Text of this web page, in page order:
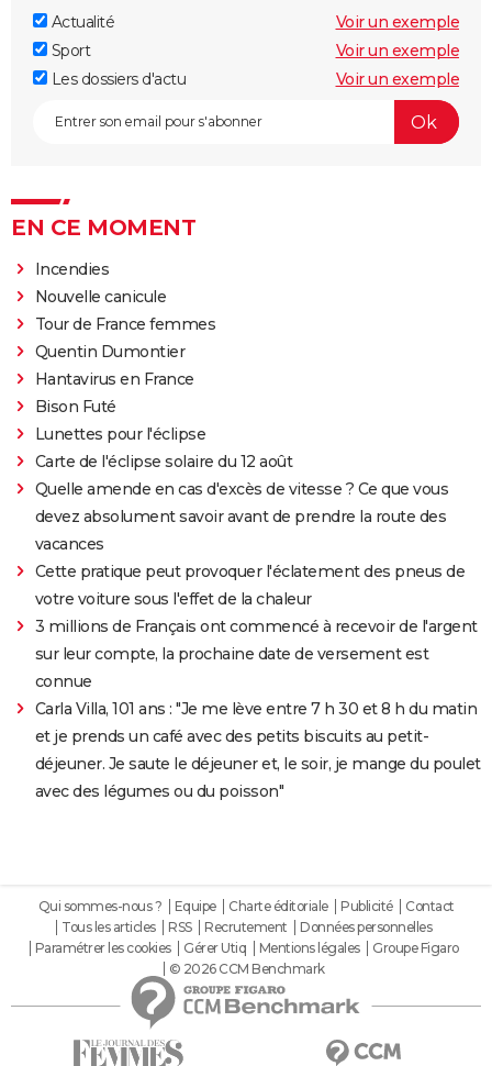
Actualité
Voir un exemple
Sport
Voir un exemple
Les dossiers d'actu
Voir un exemple
EN CE MOMENT
Incendies
Nouvelle canicule
Tour de France femmes
Quentin Dumontier
Hantavirus en France
Bison Futé
Lunettes pour l'éclipse
Carte de l'éclipse solaire du 12 août
Quelle amende en cas d'excès de vitesse ? Ce que vous
devez absolument savoir avant de prendre la route des
vacances
Cette pratique peut provoquer l'éclatement des pneus de
votre voiture sous l'effet de la chaleur
3 millions de Français ont commencé à recevoir de l'argent
sur leur compte, la prochaine date de versement est
connue
Carla Villa, 101 ans : "Je me lève entre 7 h 30 et 8 h du matin
et je prends un café avec des petits biscuits au petit-
déjeuner. Je saute le déjeuner et, le soir, je mange du poulet
avec des légumes ou du poisson"
Qui sommes-nous ? Equipe Charte éditoriale Publicité
Contact
Tous les articles
RSS Recrutement
Données personnelles
Paramétrer les cookies
Gérer Utiq Mentions légales
Groupe Figaro
© 2026 CCM Benchmark